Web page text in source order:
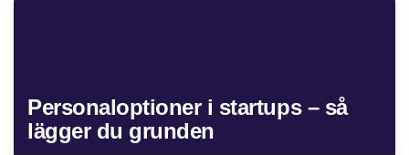
Personaloptioner i startups – så
lägger du grunden